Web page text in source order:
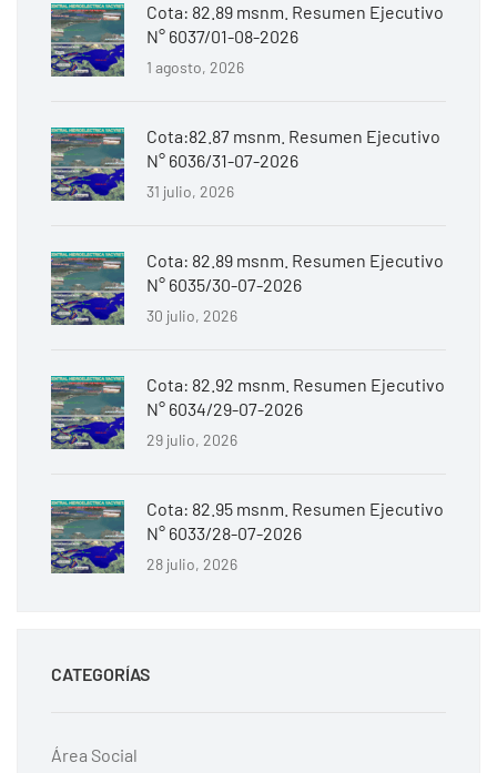
Cota: 82.89 msnm. Resumen Ejecutivo
N° 6037/01-08-2026
1 agosto, 2026
Cota:82.87 msnm. Resumen Ejecutivo
N° 6036/31-07-2026
31 julio, 2026
Cota: 82.89 msnm. Resumen Ejecutivo
N° 6035/30-07-2026
30 julio, 2026
Cota: 82.92 msnm. Resumen Ejecutivo
N° 6034/29-07-2026
29 julio, 2026
Cota: 82.95 msnm. Resumen Ejecutivo
N° 6033/28-07-2026
28 julio, 2026
CATEGORÍAS
Área Social